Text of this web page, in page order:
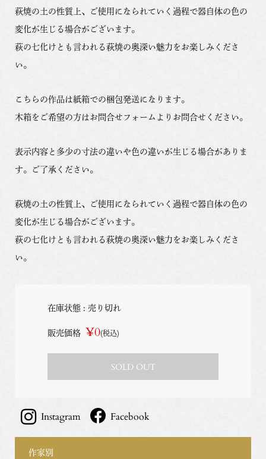
萩焼の土の性質上、ご使用になられていく過程で器自体の色の
変化が生じる場合がございます。
萩の七化けとも言われる萩焼の奥深い魅力をお楽しみくださ
い。
こちらの作品は紙箱での梱包発送になります。
木箱をご希望の方はお問合せフォームよりお問合せください。
表示内容と多少の寸法の違いや色の違いが生じる場合がありま
す。ご了承ください。
萩焼の土の性質上、ご使用になられていく過程で器自体の色の
変化が生じる場合がございます。
萩の七化けとも言われる萩焼の奥深い魅力をお楽しみくださ
い。
在庫状態 : 売り切れ
販売価格 ¥0(税込)
SOLD OUT
Instagram Facebook
作家別